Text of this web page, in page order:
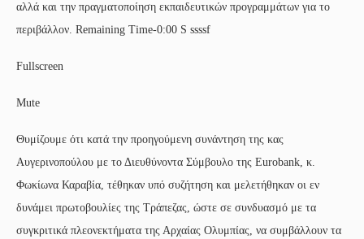
αλλά και την πραγματοποίηση εκπαιδευτικών προγραμμάτων για το
περιβάλλον. Remaining Time-0:00 S ssssf
Fullscreen
Mute
Θυμίζουμε ότι κατά την προηγούμενη συνάντηση της κας
Αυγερινοπούλου με το Διευθύνοντα Σύμβουλο της Eurobank, κ.
Φωκίωνα Καραβία, τέθηκαν υπό συζήτηση και μελετήθηκαν οι εν
δυνάμει πρωτοβουλίες της Τράπεζας, ώστε σε συνδυασμό με τα
συγκριτικά πλεονεκτήματα της Αρχαίας Ολυμπίας, να συμβάλλουν τα